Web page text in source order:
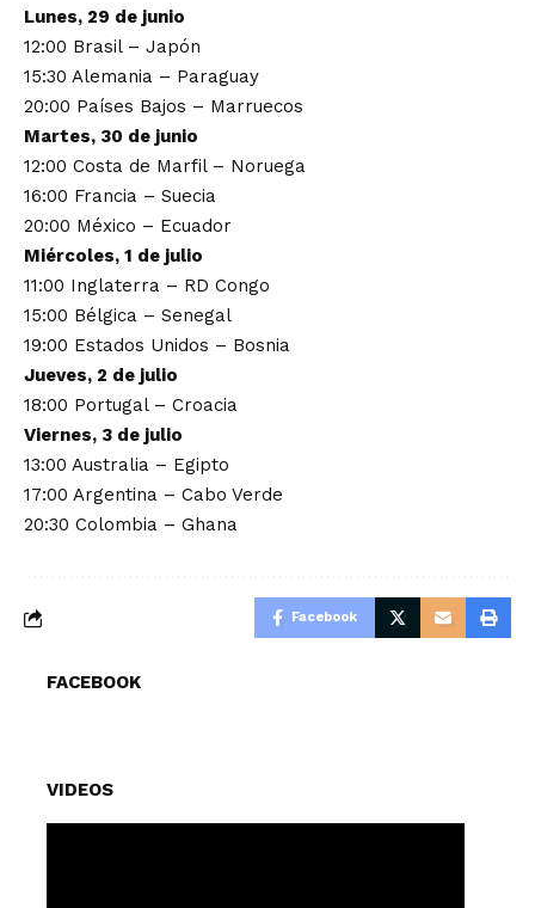
Lunes, 29 de junio
12:00 Brasil – Japón
15:30 Alemania – Paraguay
20:00 Países Bajos – Marruecos
Martes, 30 de junio
12:00 Costa de Marfil – Noruega
16:00 Francia – Suecia
20:00 México – Ecuador
Miércoles, 1 de julio
11:00 Inglaterra – RD Congo
15:00 Bélgica – Senegal
19:00 Estados Unidos – Bosnia
Jueves, 2 de julio
18:00 Portugal – Croacia
Viernes, 3 de julio
13:00 Australia – Egipto
17:00 Argentina – Cabo Verde
20:30 Colombia – Ghana
Facebook
FACEBOOK
VIDEOS